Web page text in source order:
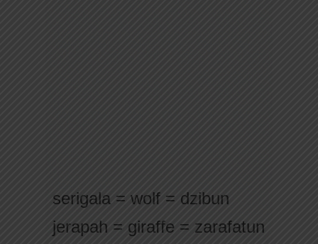
serigala = wolf = dzibun
jerapah = giraffe = zarafatun